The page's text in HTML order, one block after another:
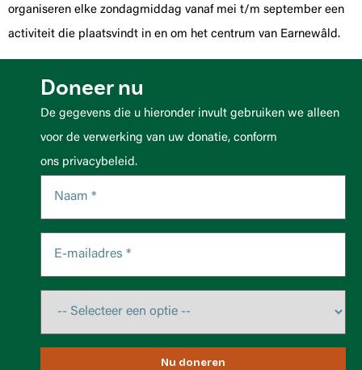
organiseren elke zondagmiddag vanaf mei t/m september een
activiteit die plaatsvindt in en om het centrum van Earnewâld.
Doneer nu
De gegevens die u hieronder invult gebruiken we alleen
voor de verwerking van uw donatie, conform
ons privacybeleid.
Nu doneren